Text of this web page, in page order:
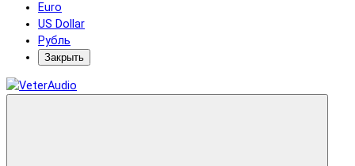
Euro
US Dollar
Рубль
Закрыть